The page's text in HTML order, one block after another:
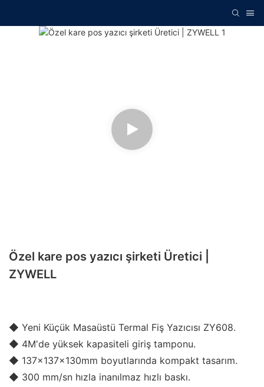
Özel kare pos yazıcı şirketi Üretici |
ZYWELL
◆ Yeni Küçük Masaüstü Termal Fiş Yazıcısı ZY608.
◆ 4M'de yüksek kapasiteli giriş tamponu.
◆ 137x137x130mm boyutlarında kompakt tasarım.
◆ 300 mm/sn hızla inanılmaz hızlı baskı.